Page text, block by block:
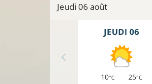
Jeudi 06 août
JEUDI 06
10°C 25°C